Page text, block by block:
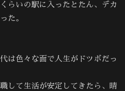
らいの駅に入ったとたん、デカ
た。
は色々な面で人生がドツボだっ
して生活が安定してきたら、晴